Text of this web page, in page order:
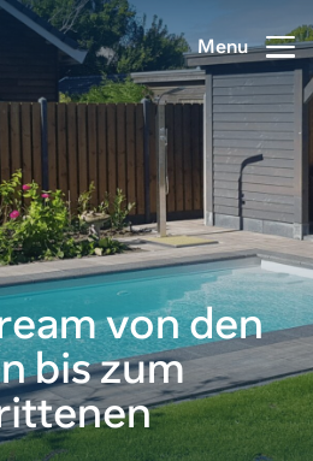
Menu
von den
bis zum